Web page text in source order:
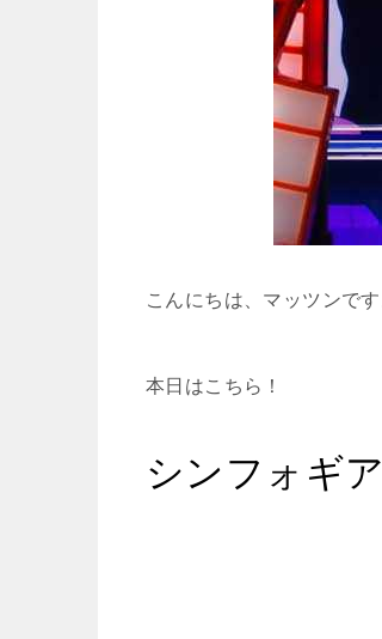
こんにちは、マッツンです
本日はこちら！
シンフォギ